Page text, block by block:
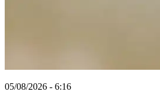
05/08/2026 - 6:16